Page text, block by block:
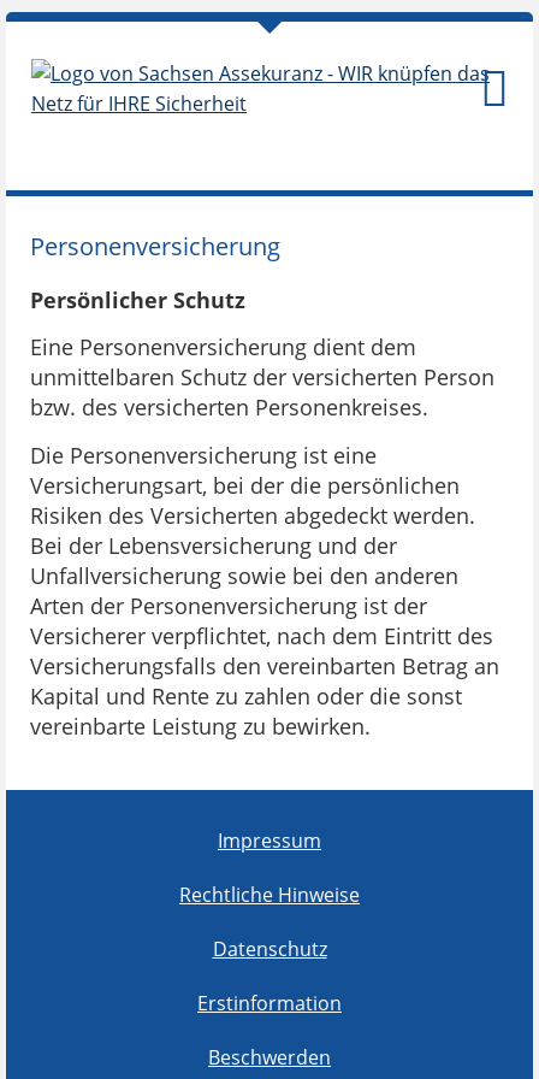
Personenversicherung
Persönlicher Schutz
Eine Personenversicherung dient dem
unmittelbaren Schutz der versicherten Person
bzw. des versicherten Personenkreises.
Die Personenversicherung ist eine
Versicherungsart, bei der die persönlichen
Risiken des Versicherten abgedeckt werden.
Bei der Lebensversicherung und der
Unfallversicherung sowie bei den anderen
Arten der Personenversicherung ist der
Versicherer verpflichtet, nach dem Eintritt des
Versicherungsfalls den vereinbarten Betrag an
Kapital und Rente zu zahlen oder die sonst
vereinbarte Leistung zu bewirken.
Impressum
Rechtliche Hinweise
Datenschutz
Erstinformation
Beschwerden